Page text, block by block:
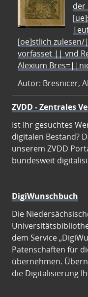
[oe]stlich
vorfasset || vnd
Alexium
Autor: Bresnicer,
ZVDD - Zentrales
Ist Ihr gesuchtes
digitalen Bestand?
unserem ZVDD
bundesweit
DigiWunschbuch
Die
dem Service
Patenschaften für
übernehmen.
die Digitalisierung